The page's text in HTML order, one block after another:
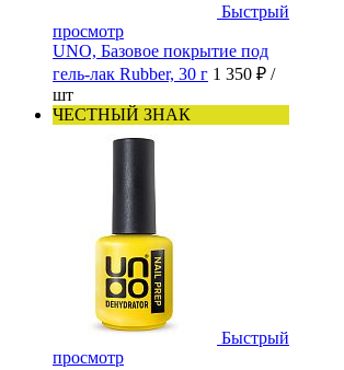
Быстрый
просмотр
UNO, Базовое покрытие под
гель-лак Rubber, 30 г 1 350 ₽ /
шт
ЧЕСТНЫЙ ЗНАК
Быстрый
просмотр